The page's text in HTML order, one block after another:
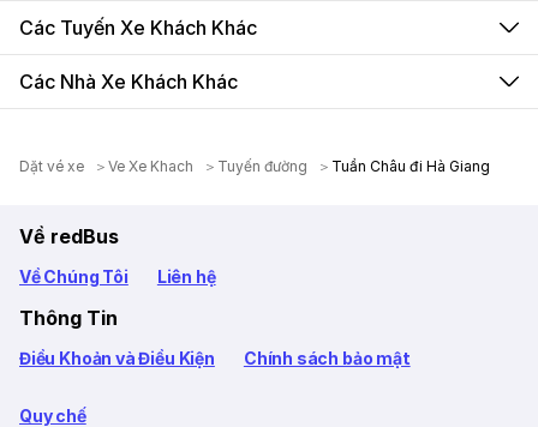
Các Tuyến Xe Khách Khác
Các Nhà Xe Khách Khác
Dặt vé xe Ve Xe Khach Tuyến đường Tuần Châu đi Hà Giang
Về redBus
Về Chúng Tôi Liên hệ
Thông Tin
Điều Khoản và Điều Kiện Chính sách bảo mật
Quy chế